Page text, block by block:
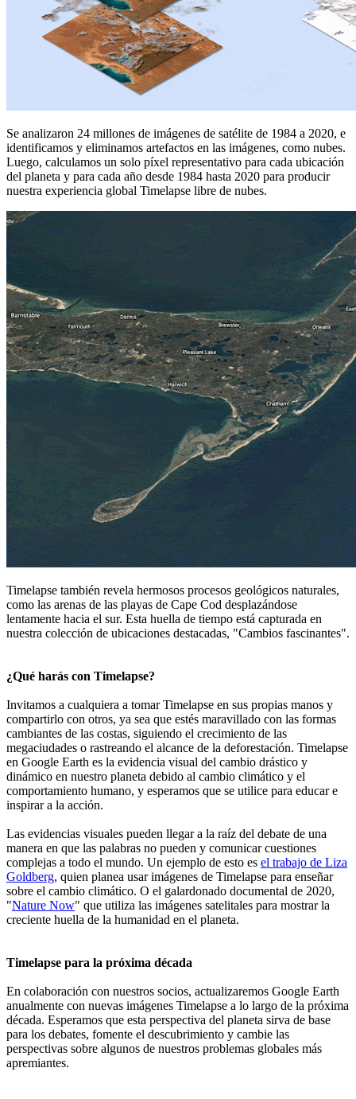
Se analizaron 24 millones de imágenes de satélite de 1984 a 2020, e
identificamos y eliminamos artefactos en las imágenes, como nubes.
Luego, calculamos un solo píxel representativo para cada ubicación
del planeta y para cada año desde 1984 hasta 2020 para producir
nuestra experiencia global Timelapse libre de nubes.
Timelapse también revela hermosos procesos geológicos naturales,
como las arenas de las playas de Cape Cod desplazándose
lentamente hacia el sur. Esta huella de tiempo está capturada en
nuestra colección de ubicaciones destacadas, "Cambios fascinantes".
¿Qué harás con Timelapse?
Invitamos a cualquiera a tomar Timelapse en sus propias manos y
compartirlo con otros, ya sea que estés maravillado con las formas
cambiantes de las costas, siguiendo el crecimiento de las
megaciudades o rastreando el alcance de la deforestación. Timelapse
en Google Earth es la evidencia visual del cambio drástico y
dinámico en nuestro planeta debido al cambio climático y el
comportamiento humano, y esperamos que se utilice para educar e
inspirar a la acción.
Las evidencias visuales pueden llegar a la raíz del debate de una
manera en que las palabras no pueden y comunicar cuestiones
complejas a todo el mundo. Un ejemplo de esto es el trabajo de Liza
Goldberg, quien planea usar imágenes de Timelapse para enseñar
sobre el cambio climático. O el galardonado documental de 2020,
"Nature Now" que utiliza las imágenes satelitales para mostrar la
creciente huella de la humanidad en el planeta.
Timelapse para la próxima década
En colaboración con nuestros socios, actualizaremos Google Earth
anualmente con nuevas imágenes Timelapse a lo largo de la próxima
década. Esperamos que esta perspectiva del planeta sirva de base
para los debates, fomente el descubrimiento y cambie las
perspectivas sobre algunos de nuestros problemas globales más
apremiantes.